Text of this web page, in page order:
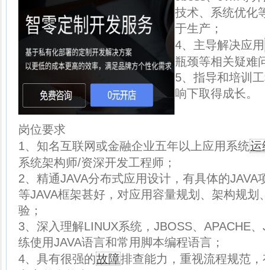
技术、系统优化
于生产；
4、主导解决应用
瓶颈等相关疑难
5、指导和培训
响下取得成长。
岗位要求
1、知名互联网或金融企业五年以上应用系统运
系统架构师/资深开发工程师；
2、精通JAVA分布式应用设计，有具体的JAVA
等JAVA框架甚好，对应用容量规划、架构规
验；
3、深入理解LINUX系统，JBOSS、APACHE
练使用JAVA语言和常用脚本编程语言；
4、具有很强的故障排查能力，重视流程规范